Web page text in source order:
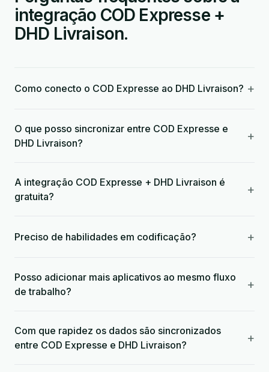
integração COD Expresse +
DHD Livraison.
Como conecto o COD Expresse ao DHD Livraison? +
O que posso sincronizar entre COD Expresse e
DHD Livraison?
+
A integração COD Expresse + DHD Livraison é
gratuita?
+
Preciso de habilidades em codificação? +
Posso adicionar mais aplicativos ao mesmo fluxo
de trabalho?
+
Com que rapidez os dados são sincronizados
entre COD Expresse e DHD Livraison?
+